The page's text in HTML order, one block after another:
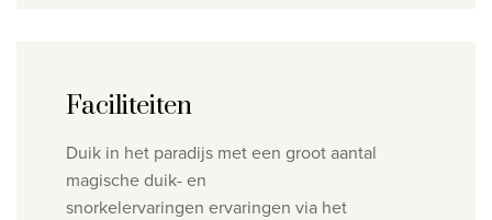
Faciliteiten
Duik in het paradijs met een groot aantal
magische duik- en
snorkelervaringen ervaringen via het